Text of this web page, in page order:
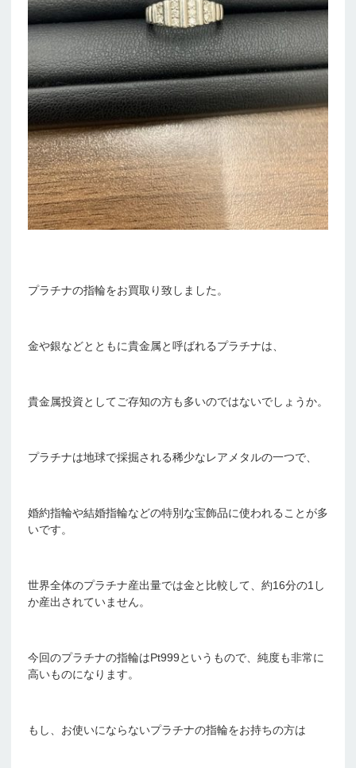
プラチナの指輪をお買取り致しました。
金や銀などとともに貴金属と呼ばれるプラチナは、
貴金属投資としてご存知の方も多いのではないでしょうか。
プラチナは地球で採掘される稀少なレアメタルの一つで、
婚約指輪や結婚指輪などの特別な宝飾品に使われることが多
いです。
世界全体のプラチナ産出量では金と比較して、約16分の1し
か産出されていません。
今回のプラチナの指輪はPt999というもので、純度も非常に
高いものになります。
もし、お使いにならないプラチナの指輪をお持ちの方は